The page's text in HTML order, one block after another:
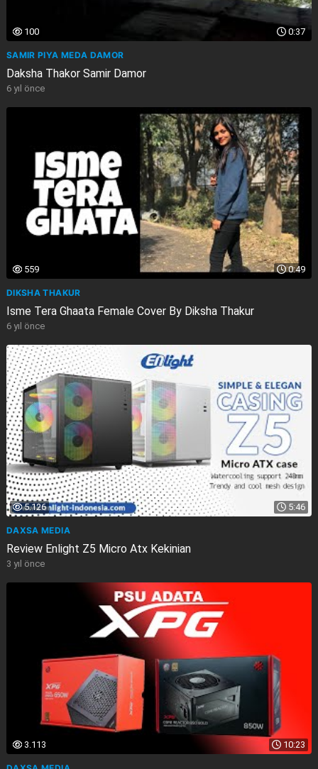
0:37
100
SAMIR PIYA MEDA DAMOR
Daksha Thakor Samir Damor
6 yıl önce
0:49
559
DIKSHA THAKUR
Isme Tera Ghaata Female Cover By Diksha Thakur
6 yıl önce
5:46
5.126
DAXSA MEDIA
Review Enlight Z5 Micro Atx Kekinian
3 yıl önce
10:23
3.113